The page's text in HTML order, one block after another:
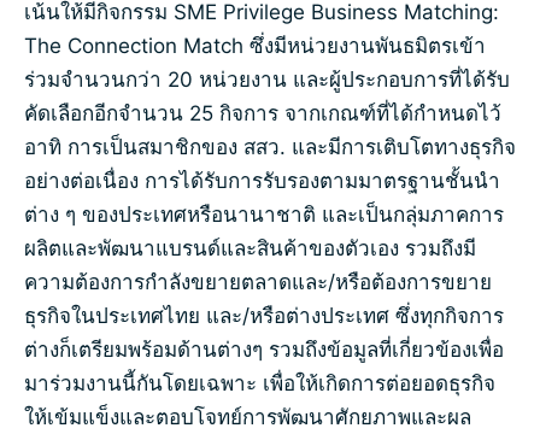
เน้นให้มีกิจกรรม SME Privilege Business Matching:
The Connection Match ซึ่งมีหน่วยงานพันธมิตรเข้า
ร่วมจำนวนกว่า 20 หน่วยงาน และผู้ประกอบการที่ได้รับ
คัดเลือกอีกจำนวน 25 กิจการ จากเกณฑ์ที่ได้กำหนดไว้
อาทิ การเป็นสมาชิกของ สสว. และมีการเติบโตทางธุรกิจ
อย่างต่อเนื่อง การได้รับการรับรองตามมาตรฐานชั้นนำ
ต่าง ๆ ของประเทศหรือนานาชาติ และเป็นกลุ่มภาคการ
ผลิตและพัฒนาแบรนด์และสินค้าของตัวเอง รวมถึงมี
ความต้องการกำลังขยายตลาดและ/หรือต้องการขยาย
ธุรกิจในประเทศไทย และ/หรือต่างประเทศ ซึ่งทุกกิจการ
ต่างก็เตรียมพร้อมด้านต่างๆ รวมถึงข้อมูลที่เกี่ยวข้องเพื่อ
มาร่วมงานนี้กันโดยเฉพาะ เพื่อให้เกิดการต่อยอดธุรกิจ
ให้เข้มแข็งและตอบโจทย์การพัฒนาศักยภาพและผล